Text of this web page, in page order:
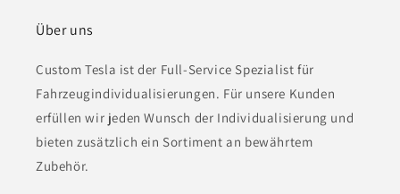
Über uns
Custom Tesla ist der Full-Service Spezialist für
Fahrzeugindividualisierungen. Für unsere Kunden
erfüllen wir jeden Wunsch der Individualisierung und
bieten zusätzlich ein Sortiment an bewährtem
Zubehör.